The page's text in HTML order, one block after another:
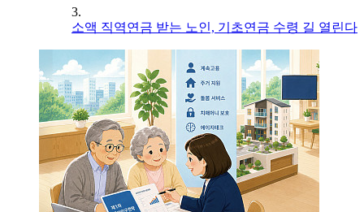
3.
소액 직역연금 받는 노인, 기초연금 수령 길 열린다